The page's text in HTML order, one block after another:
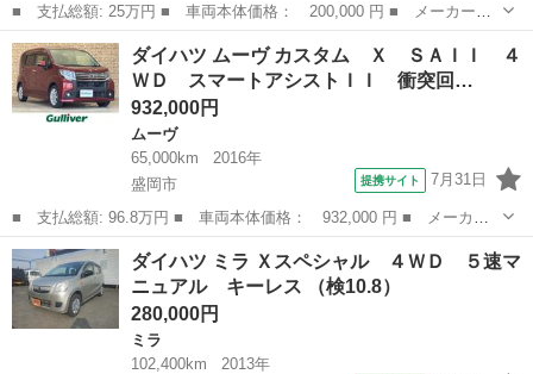
■ 支払総額: 25万円 ■ 車両本体価格： 200,000 円 ■ メーカー
名： ダイハツ ■ 車種名： ミライース ■ グレード名： Ｇ 車
検２年 １年保証 修復歴なし 禁煙車 キーレスキー アイドリン
グストップ ＣＶ...
福島 福島市 ミライース
ダイハツ ムーヴ カスタム Ｘ ＳＡＩＩ ４
ＷＤ スマートアシストＩＩ 衝突回…
932,000円
ムーヴ
65,000km
2016年
盛岡市
提携サイト 7月31日
■ 支払総額: 96.8万円 ■ 車両本体価格： 932,000 円 ■ メーカー
名： ダイハツ ■ 車種名： ムーヴ ■ グレード名： カスタム
Ｘ ＳＡＩＩ ４ＷＤ スマートアシストＩＩ 衝突回避支援ブレー
キ 車線逸脱...
岩手 盛岡市 ムーヴ
ダイハツ ミラ Ｘスペシャル ４ＷＤ ５速マ
ニュアル キーレス （検10.8）
280,000円
ミラ
102,400km
2013年